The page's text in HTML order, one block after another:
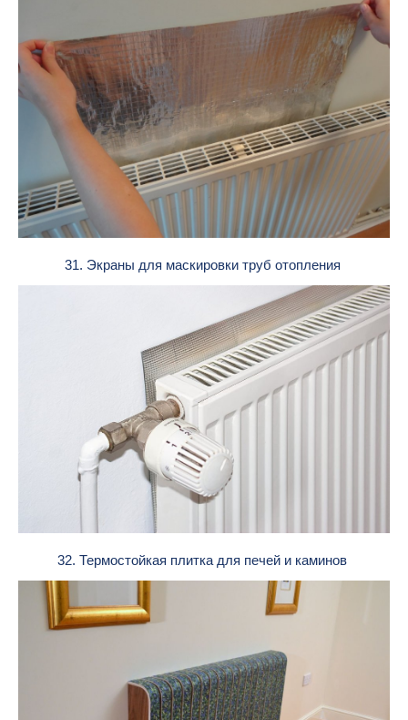
31. Экраны для маскировки труб отопления
32. Термостойкая плитка для печей и каминов